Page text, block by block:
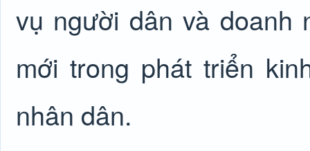
vụ người dân và doanh
mới trong phát triển
nhân dân.